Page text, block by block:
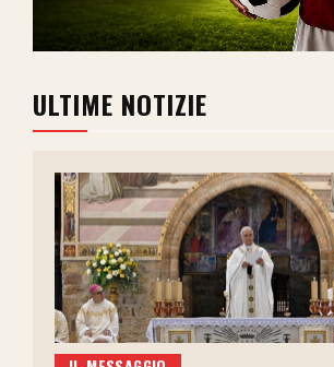
ULTIME NOTIZIE